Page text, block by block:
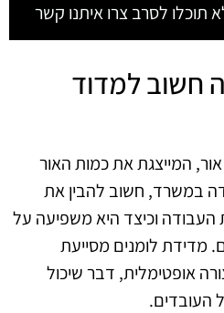
לסרב צרו איתנו קשר
חשוב למדוד
המייצגת את כמות האור
במשרד, חשוב להבין את
וכיצד היא משפיעה על
מדידת לומנים מסייעת
אופטימלית, דבר שיכול
העובדים.